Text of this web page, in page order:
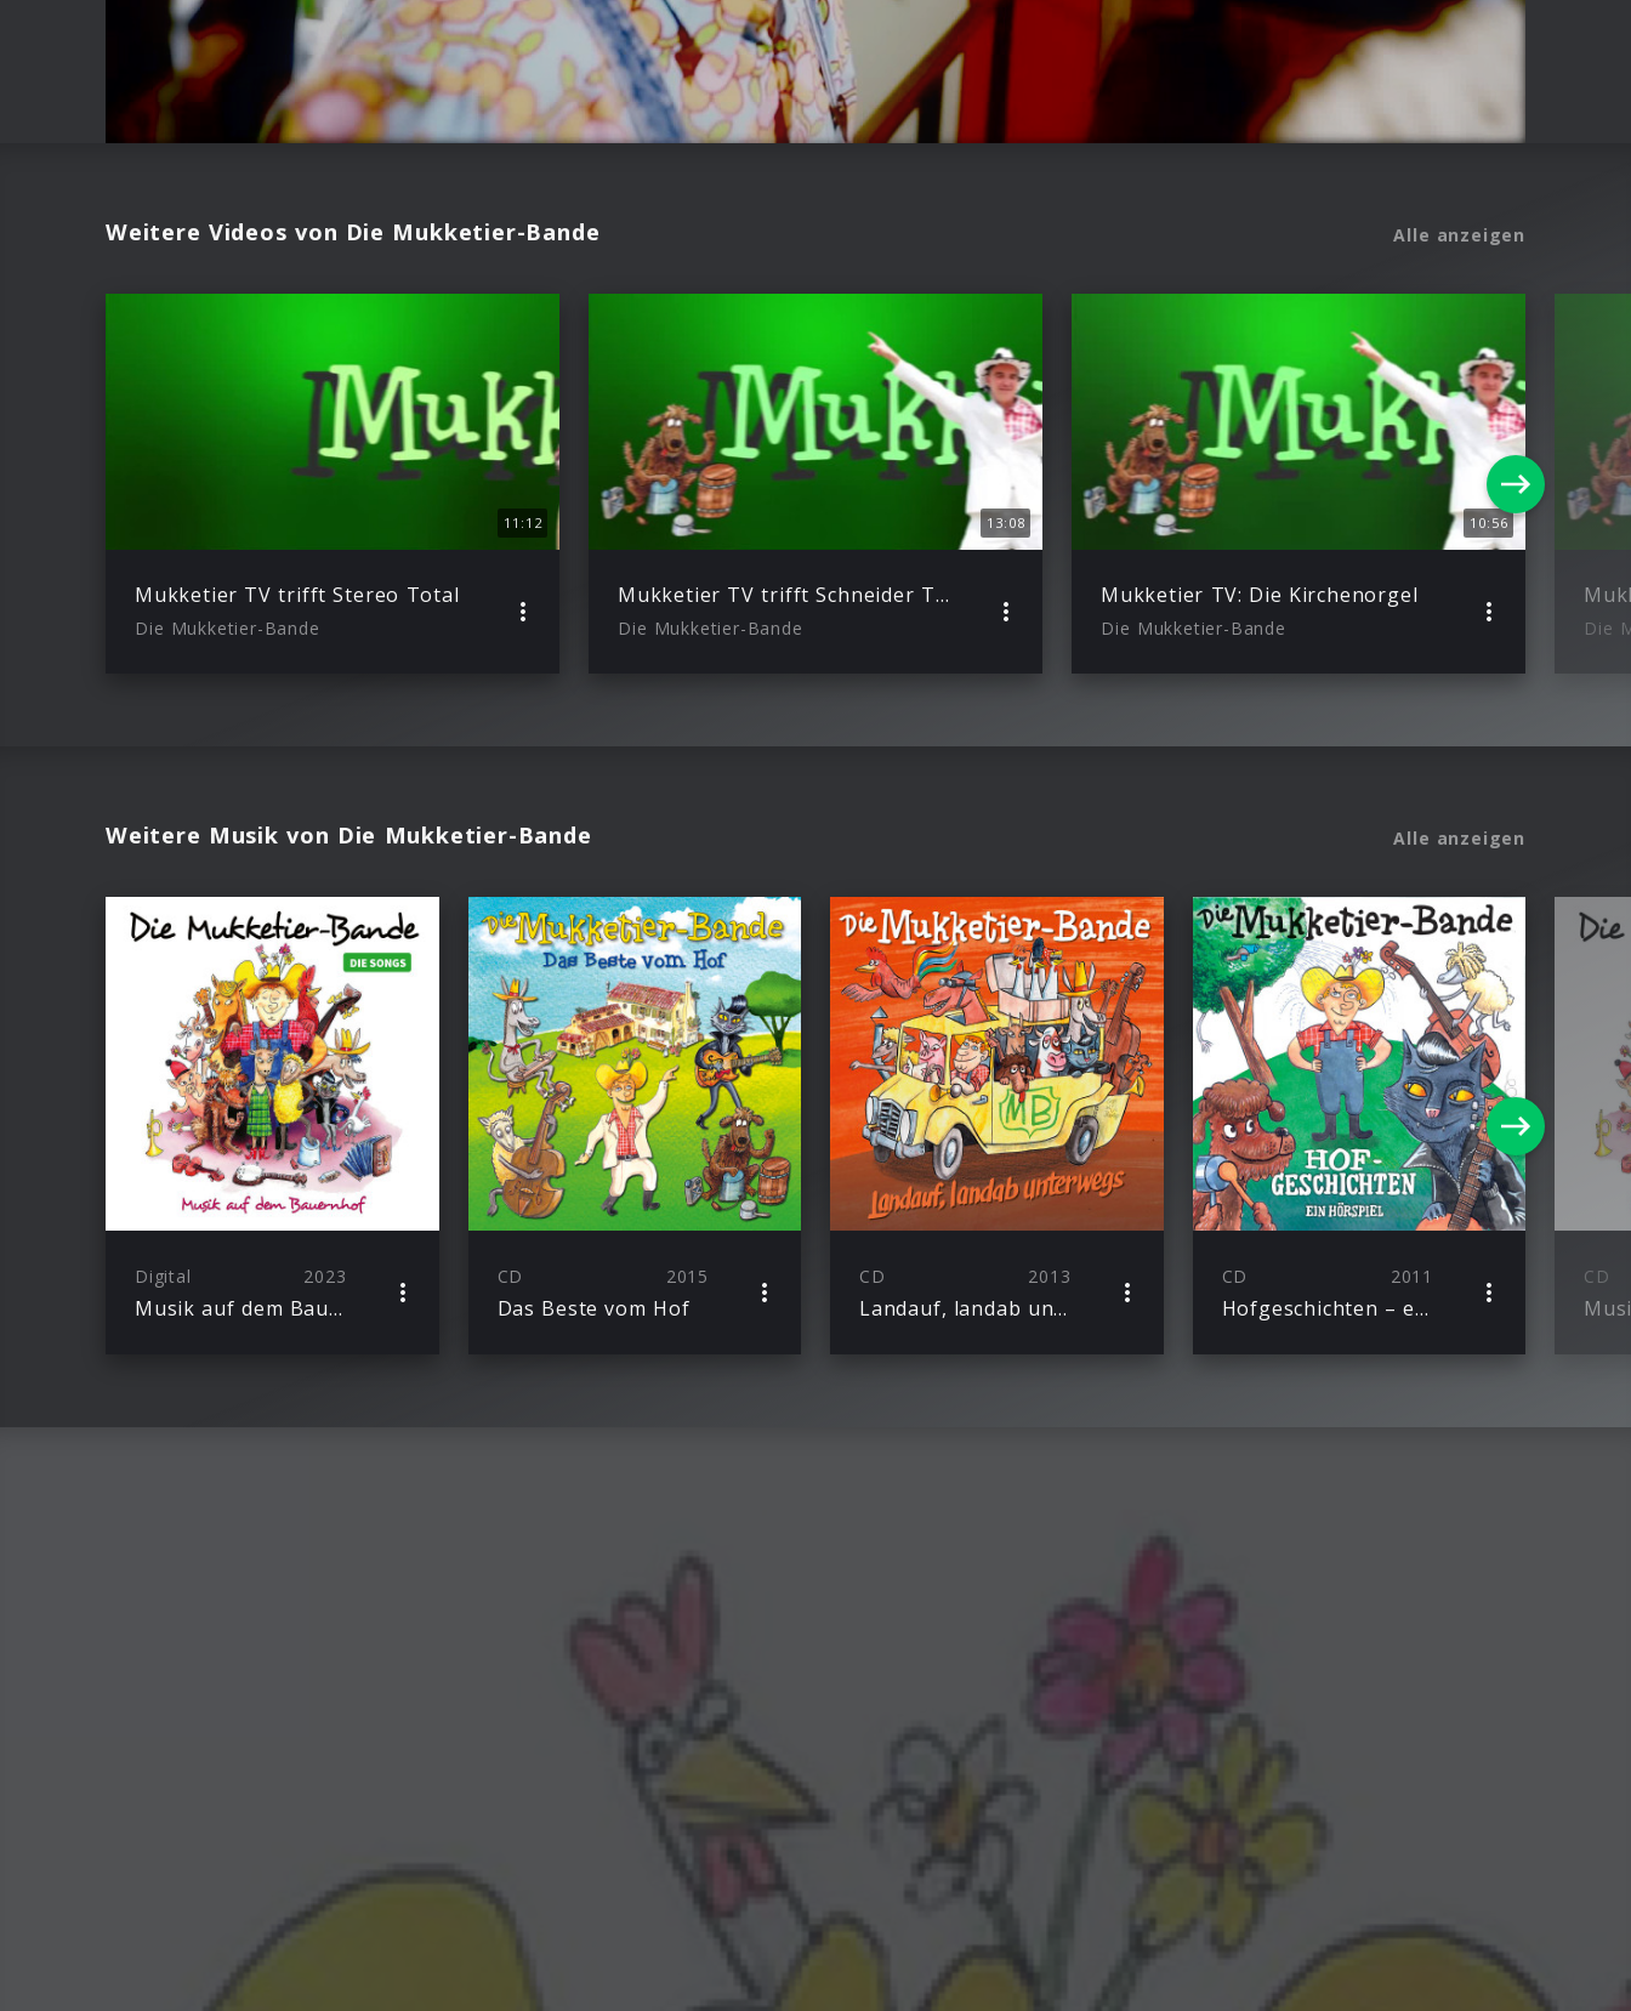
Weitere Videos von Die Mukketier-Bande Alle anzeigen
11:12
Mukketier TV trifft Stereo Total
Die Mukketier-Bande
13:08
Mukketier TV trifft Schneider TM im Tonstudio
Die Mukketier-Bande
10:56
Mukketier TV: Die Kirchenorgel
Die Mukketier-Bande Die
Weitere Musik von Die Mukketier-Bande Alle anzeigen
Digital 2023
Musik auf dem Bauernhof – Die Songs
CD 2015
Das Beste vom Hof
CD 2013
Landauf, landab unterwegs
CD 2011
Hofgeschichten – ein Hörspiel
CD